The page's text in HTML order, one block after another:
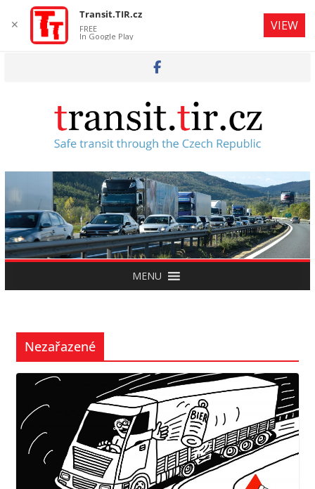
MENU
Nezařazené
✕
Transit.TIR.cz
FREE
In Google Play
VIEW